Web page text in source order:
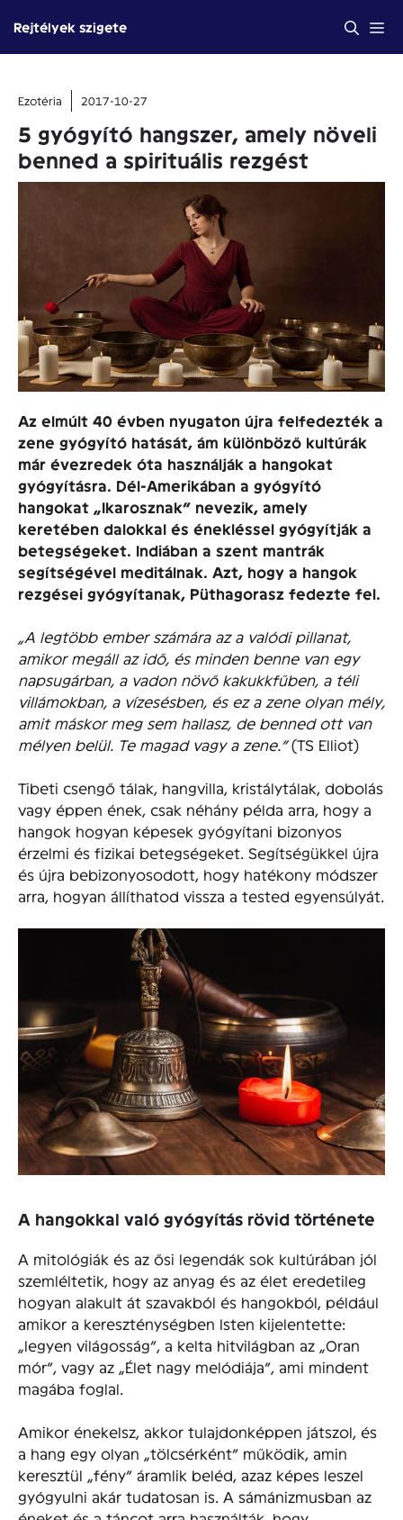
tartalomba
Rejtélyek szigete
Ezotéria 2017-10-27
5 gyógyító hangszer, amely növeli
benned a spirituális rezgést
Az elmúlt 40 évben nyugaton újra felfedezték a
zene gyógyító hatását, ám különböző kultúrák
már évezredek óta használják a hangokat
gyógyításra. Dél-Amerikában a gyógyító
hangokat „Ikarosznak” nevezik, amely
keretében dalokkal és énekléssel gyógyítják a
betegségeket. Indiában a szent mantrák
segítségével meditálnak. Azt, hogy a hangok
rezgései gyógyítanak, Püthagorasz fedezte fel.
„A legtöbb ember számára az a valódi pillanat,
amikor megáll az idő, és minden benne van egy
napsugárban, a vadon növő kakukkfűben, a téli
villámokban, a vízesésben, és ez a zene olyan mély,
amit máskor meg sem hallasz, de benned ott van
mélyen belül. Te magad vagy a zene.”(TS Elliot)
Tibeti csengő tálak, hangvilla, kristálytálak, dobolás
vagy éppen ének, csak néhány példa arra, hogy a
hangok hogyan képesek gyógyítani bizonyos
érzelmi és fizikai betegségeket. Segítségükkel újra
és újra bebizonyosodott, hogy hatékony módszer
arra, hogyan állíthatod vissza a tested egyensúlyát.
A hangokkal való gyógyítás rövid története
A mitológiák és az ősi legendák sok kultúrában jól
szemléltetik, hogy az anyag és az élet eredetileg
hogyan alakult át szavakból és hangokból, például
amikor a kereszténységben Isten kijelentette:
„legyen világosság”, a kelta hitvilágban az „Oran
mór”, vagy az „Élet nagy melódiája”, ami mindent
magába foglal.
Amikor énekelsz, akkor tulajdonképpen játszol, és
a hang egy olyan „tölcsérként” működik, amin
keresztül „fény” áramlik beléd, azaz képes leszel
gyógyulni akár tudatosan is. A sámánizmusban az